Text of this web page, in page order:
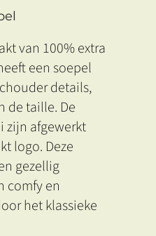
van 100% extra
een soepel
details,
de taille. De
zijn afgewerkt
logo. Deze
gezellig
comfy en
het klassieke